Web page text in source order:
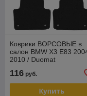
Коврики ВОРСОВЫЕ в
салон BMW X3 E83
2010 / Duomat
116 руб.
Купить